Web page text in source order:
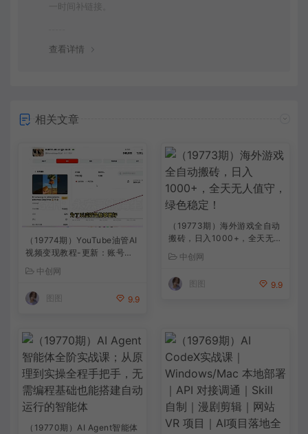
一时间补链接。
查看详情
相关文章
（19774期）YouTube油管AI
视频变现教程-更新：账号搭
建×AI成片×去重限流解决方
案×YPP变现×AI真人生成×人
物一致性
中创网
9.9
（19773期）海外游戏全自动
搬砖，日入1000+，全天无人
值守，绿色稳定！
中创网
9.9
（19770期）AI Agent智能体